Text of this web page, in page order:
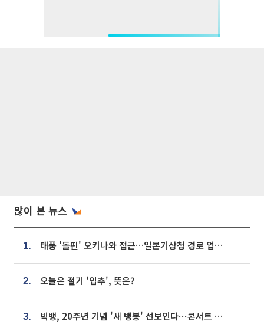
많이 본 뉴스
1. 태풍 '돌핀' 오키나와 접근…일본기상청 경로 업데이트
2. 오늘은 절기 '입추', 뜻은?
3. 빅뱅, 20주년 기념 '새 뱅봉' 선보인다⋯콘서트 앞두고 팝업 개최